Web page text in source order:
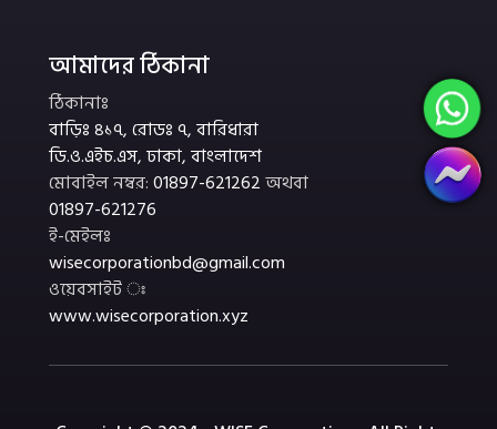
আমাদের ঠিকানা
ঠিকানাঃ
বাড়িঃ ৪১৭, রোডঃ ৭, বারিধারা
ডি.ও.এইচ.এস, ঢাকা, বাংলাদেশ
মোবাইল নম্বর:01897-621262অথবা
01897-621276
ই-মেইলঃ
wisecorporationbd@gmail.com
ওয়েবসাইট ঃ
www.wisecorporation.xyz